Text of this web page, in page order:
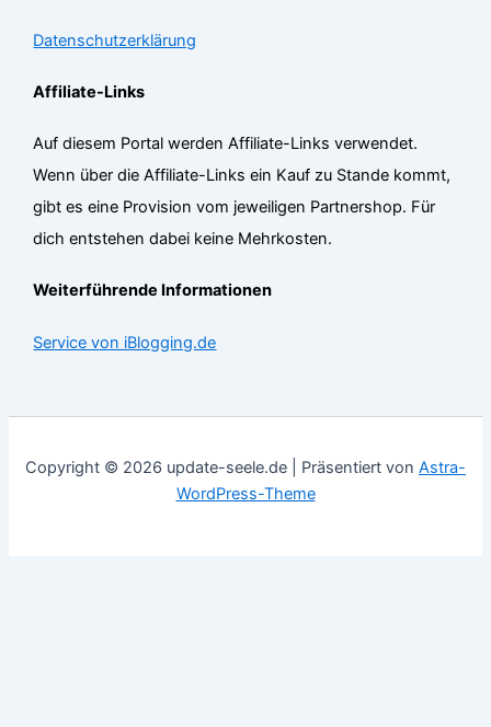
Datenschutzerklärung
Affiliate-Links
Auf diesem Portal werden Affiliate-Links verwendet.
Wenn über die Affiliate-Links ein Kauf zu Stande kommt,
gibt es eine Provision vom jeweiligen Partnershop. Für
dich entstehen dabei keine Mehrkosten.
Weiterführende Informationen
Service von iBlogging.de
Copyright © 2026 update-seele.de | Präsentiert von Astra-
WordPress-Theme